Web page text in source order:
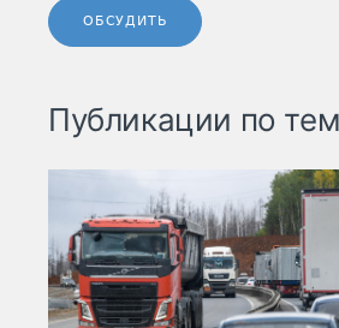
ОБСУДИТЬ
Публикации по